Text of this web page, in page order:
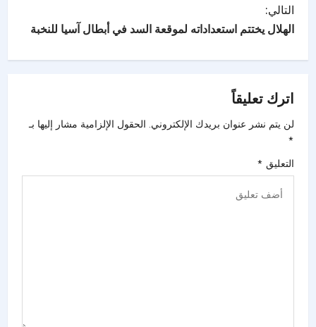
التالي:
الهلال يختتم استعداداته لموقعة السد في أبطال آسيا للنخبة
اترك تعليقاً
لن يتم نشر عنوان بريدك الإلكتروني. الحقول الإلزامية مشار إليها بـ
*
التعليق *